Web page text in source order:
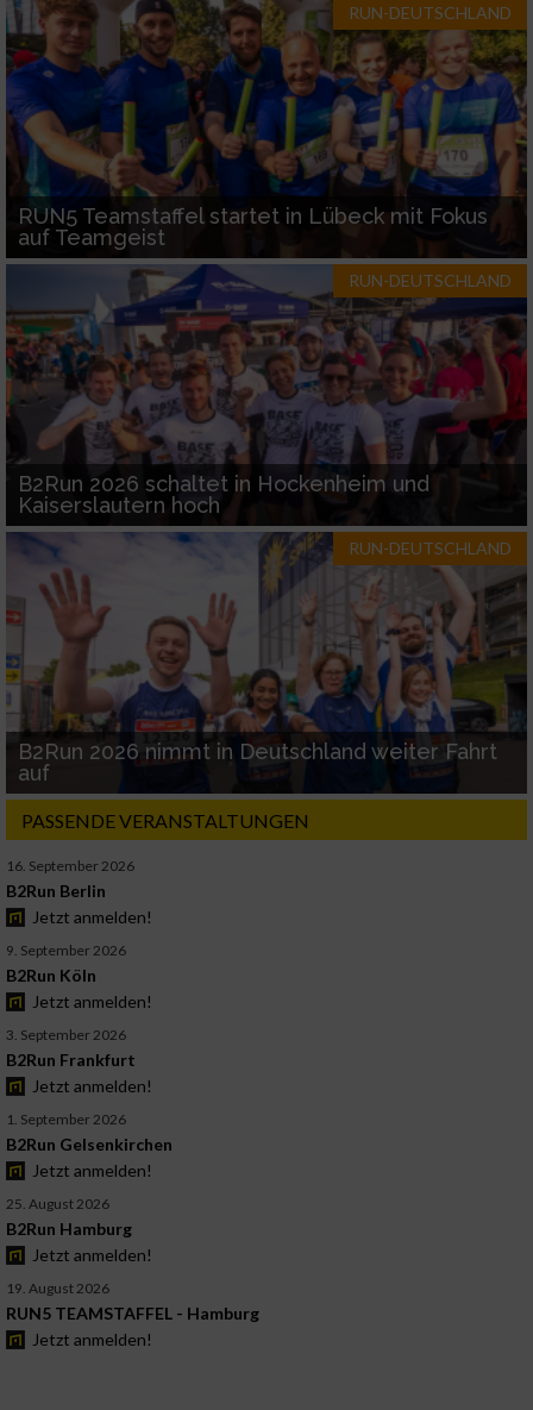
RUN-DEUTSCHLAND
RUN5 Teamstaffel startet in Lübeck mit Fokus
auf Teamgeist
RUN-DEUTSCHLAND
B2Run 2026 schaltet in Hockenheim und
Kaiserslautern hoch
RUN-DEUTSCHLAND
B2Run 2026 nimmt in Deutschland weiter Fahrt
auf
PASSENDE VERANSTALTUNGEN
16. September 2026
B2Run Berlin
Jetzt anmelden!
9. September 2026
B2Run Köln
Jetzt anmelden!
3. September 2026
B2Run Frankfurt
Jetzt anmelden!
1. September 2026
B2Run Gelsenkirchen
Jetzt anmelden!
25. August 2026
B2Run Hamburg
Jetzt anmelden!
19. August 2026
RUN5 TEAMSTAFFEL - Hamburg
Jetzt anmelden!